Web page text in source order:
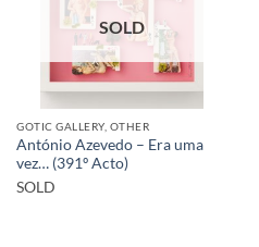
SOLD
GOTIC GALLERY, OTHER
António Azevedo – Era uma
vez… (391º Acto)
SOLD